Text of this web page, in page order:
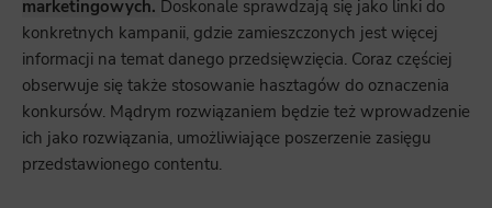
marketingowych. Doskonale sprawdzają się jako linki do
konkretnych kampanii, gdzie zamieszczonych jest więcej
informacji na temat danego przedsięwzięcia. Coraz częściej
obserwuje się także stosowanie hasztagów do oznaczenia
konkursów. Mądrym rozwiązaniem będzie też wprowadzenie
ich jako rozwiązania, umożliwiające poszerzenie zasięgu
przedstawionego contentu.